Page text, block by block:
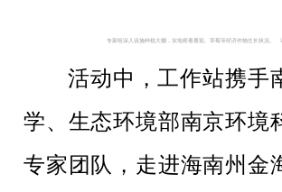
专家组深入设施种植大棚，实地察看番茄、草莓等经济作物生长状况。
活动中，工作站携手
学、生态环境部南京环境
专家团队，走进海南州金